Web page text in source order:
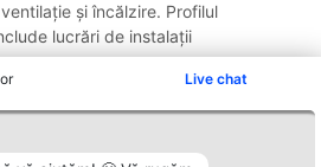
Live chat
și încălzire. Profilul
lucrări de instalații